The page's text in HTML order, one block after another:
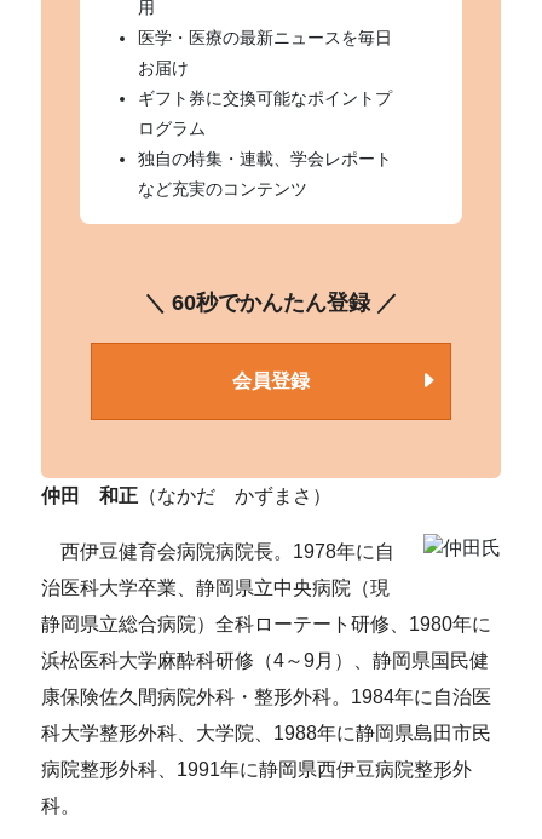
用
医学・医療の最新ニュースを毎日
お届け
ギフト券に交換可能なポイントプ
ログラム
独自の特集・連載、学会レポート
など充実のコンテンツ
＼ 60秒でかんたん登録 ／
会員登録
仲田 和正 （なかだ かずまさ）
西伊豆健育会病院病院長。1978年に自
治医科大学卒業、静岡県立中央病院（現
静岡県立総合病院）全科ローテート研修、1980年に
浜松医科大学麻酔科研修（4～9月）、静岡県国民健
康保険佐久間病院外科・整形外科。1984年に自治医
科大学整形外科、大学院、1988年に静岡県島田市民
病院整形外科、1991年に静岡県西伊豆病院整形外
科。